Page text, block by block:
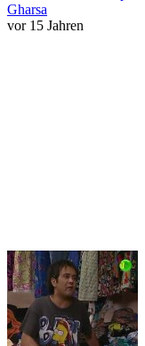
Gharsa
vor 15 Jahren